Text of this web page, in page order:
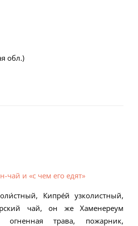
обл.)
чай и «с чем его едят»
Кипре́й узколистный,
чай, он же Хаменереум
огненная трава, пожарник,